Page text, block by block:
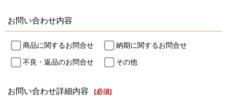
お問い合わせ内容
商品に関するお問合せ
納期に関するお問合せ
不良・返品のお問合せ
その他
お問い合わせ詳細内容 [必須]